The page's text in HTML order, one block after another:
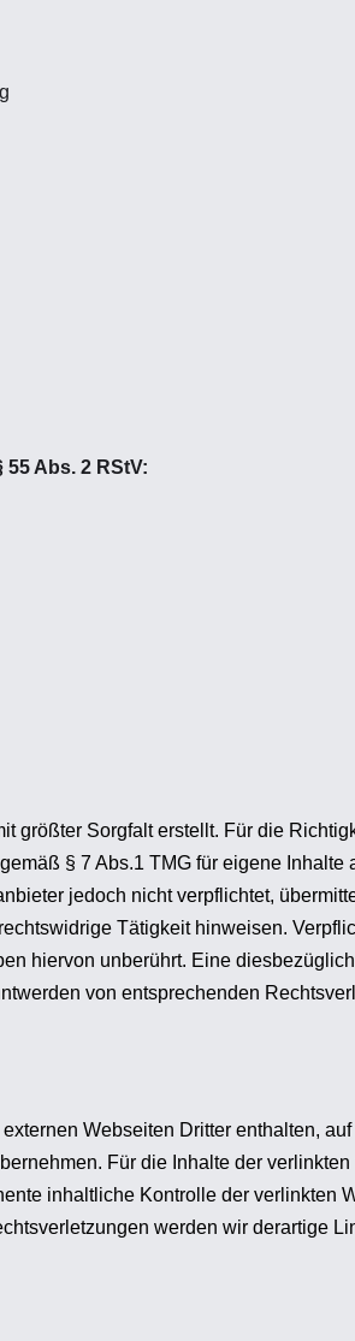
Abs. 2 RStV:
größter Sorgfalt erstellt. Für die
§ 7 Abs.1 TMG für eigene
jedoch nicht verpflichtet,
Tätigkeit hinweisen.
hiervon unberührt. Eine
von entsprechenden
Webseiten Dritter enthalten,
Für die Inhalte der
inhaltliche Kontrolle der verlinkten
werden wir derartige